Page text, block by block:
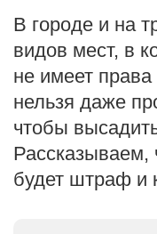
В городе и на
видов мест, в
не имеет права
нельзя даже
чтобы
Рассказываем,
будет штраф и